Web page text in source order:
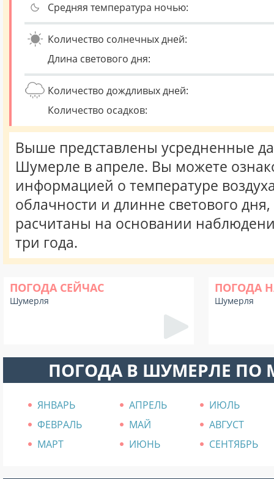
Средняя температура ночью:
Количество солнечных дней:
Длина светового дня:
Количество дождливых дней:
Количество осадков:
Выше представлены усредненные
Шумерле в апреле. Вы можете
информацией о температуре
облачности и длинне светового
расчитаны на основании
три года.
ПОГОДА СЕЙЧАС
Шумерля
ПОГОДА
Шумерля
ПОГОДА В ШУМЕРЛЕ ПО
ЯНВАРЬ АПРЕЛЬ
ИЮЛЬ
ФЕВРАЛЬ
МАЙ
АВГУСТ
МАРТ
ИЮНЬ СЕНТЯБРЬ